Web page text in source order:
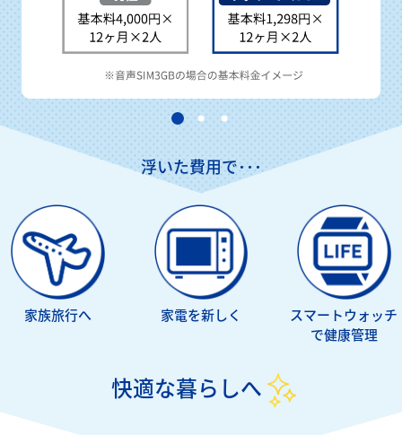
浮いた費用で･･･
家族旅行へ 家電を新しく
スマートウォッチ
で健康管理
快適な暮らしへ